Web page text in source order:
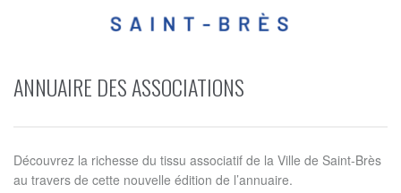
ANNUAIRE DES ASSOCIATIONS
Découvrez la richesse du tissu associatif de la Ville de Saint-Brès
au travers de cette nouvelle édition de l’annuaire.